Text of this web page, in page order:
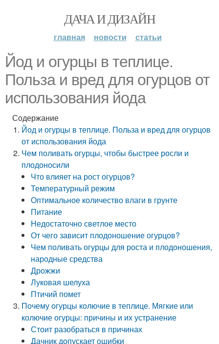
ДАЧА И ДИЗАЙН
главная новости статьи
Йод и огурцы в теплице.
Польза и вред для огурцов от
использования йода
Содержание
Йод и огурцы в теплице. Польза и вред для огурцов
от использования йода
Чем поливать огурцы, чтобы быстрее росли и
плодоносили
Что влияет на рост огурцов?
Температурный режим
Оптимальное количество влаги в грунте
Питание
Недостаточно светлое место
От чего зависит плодоношение огурцов?
Чем поливать огурцы для роста и плодоношения,
народные средства
Дрожжи
Луковая шелуха
Птичий помет
Почему огурцы колючие в теплице. Мягкие или
колючие огурцы: причины и их устранение
Стоит разобраться в причинах
Дачник допускает ошибки